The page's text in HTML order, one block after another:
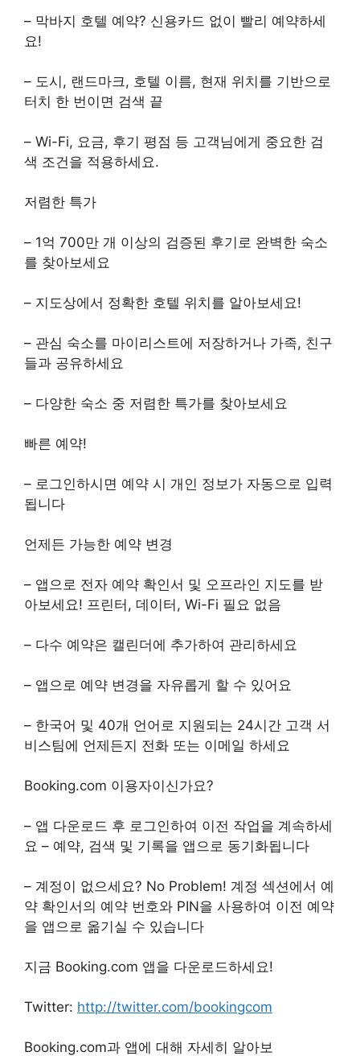
– 막바지 호텔 예약? 신용카드 없이 빨리 예약하세
요!
– 도시, 랜드마크, 호텔 이름, 현재 위치를 기반으로
터치 한 번이면 검색 끝
– Wi-Fi, 요금, 후기 평점 등 고객님에게 중요한 검
색 조건을 적용하세요.
저렴한 특가
– 1억 700만 개 이상의 검증된 후기로 완벽한 숙소
를 찾아보세요
– 지도상에서 정확한 호텔 위치를 알아보세요!
– 관심 숙소를 마이리스트에 저장하거나 가족, 친구
들과 공유하세요
– 다양한 숙소 중 저렴한 특가를 찾아보세요
빠른 예약!
– 로그인하시면 예약 시 개인 정보가 자동으로 입력
됩니다
언제든 가능한 예약 변경
– 앱으로 전자 예약 확인서 및 오프라인 지도를 받
아보세요! 프린터, 데이터, Wi-Fi 필요 없음
– 다수 예약은 캘린더에 추가하여 관리하세요
– 앱으로 예약 변경을 자유롭게 할 수 있어요
– 한국어 및 40개 언어로 지원되는 24시간 고객 서
비스팀에 언제든지 전화 또는 이메일 하세요
Booking.com 이용자이신가요?
– 앱 다운로드 후 로그인하여 이전 작업을 계속하세
요 – 예약, 검색 및 기록을 앱으로 동기화됩니다
– 계정이 없으세요? No Problem! 계정 섹션에서 예
약 확인서의 예약 번호와 PIN을 사용하여 이전 예약
을 앱으로 옮기실 수 있습니다
지금 Booking.com 앱을 다운로드하세요!
Twitter: http://twitter.com/bookingcom
Booking.com과 앱에 대해 자세히 알아보